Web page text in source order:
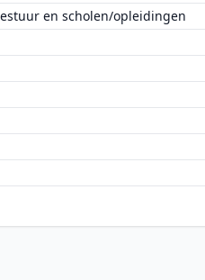
en scholen/opleidingen